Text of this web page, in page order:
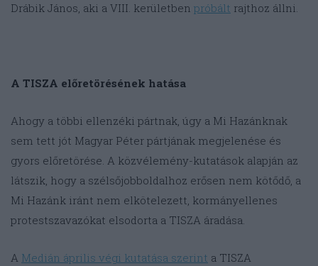
Drábik János, aki a VIII. kerületben próbált rajthoz állni.
A TISZA előretörésének hatása
Ahogy a többi ellenzéki pártnak, úgy a Mi Hazánknak
sem tett jót Magyar Péter pártjának megjelenése és
gyors előretörése. A közvélemény-kutatások alapján az
látszik, hogy a szélsőjobboldalhoz erősen nem kötődő, a
Mi Hazánk iránt nem elkötelezett, kormányellenes
protestszavazókat elsodorta a TISZA áradása.
A Medián április végi kutatása szerint a TISZA